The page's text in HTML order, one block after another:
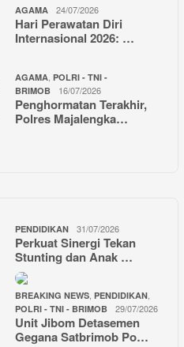
AGAMA 24/07/2026
Hari Perawatan Diri
Internasional 2026: …
AGAMA POLRI - TNI -
BRIMOB
16/07/2026
Penghormatan Terakhir,
Polres Majalengka…
PENDIDIKAN 31/07/2026
Perkuat Sinergi Tekan
Stunting dan Anak …
BREAKING NEWS PENDIDIKAN
POLRI - TNI - BRIMOB 29/07/2026
Unit Jibom Detasemen
Gegana Satbrimob Po…